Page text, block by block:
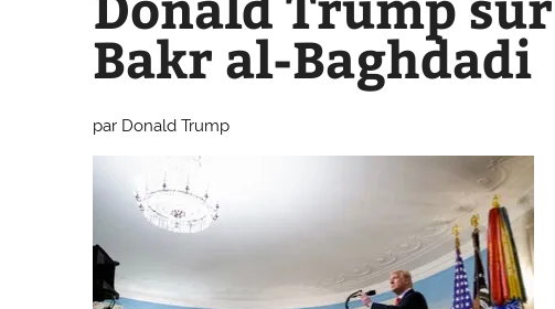
Bakr al-Baghdadi
par Donald Trump